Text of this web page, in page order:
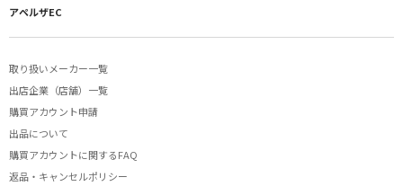
アペルザEC
取り扱いメーカー一覧
出店企業（店舗）一覧
購買アカウント申請
出品について
購買アカウントに関するFAQ
返品・キャンセルポリシー